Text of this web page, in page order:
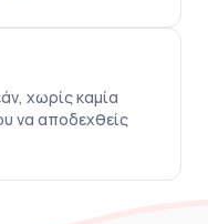
χωρίς καμία
να αποδεχθείς